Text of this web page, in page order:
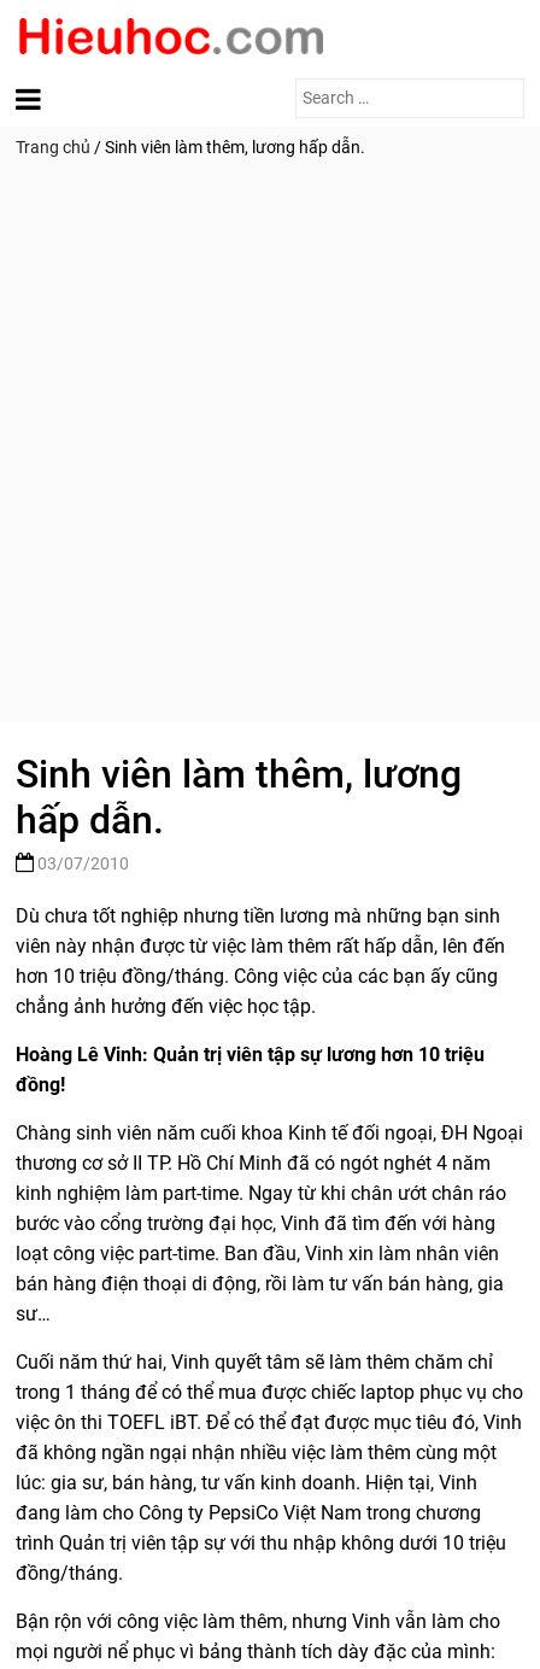
Search
Trang chủ /Sinh viên làm thêm, lương hấp dẫn.
Sinh viên làm thêm, lương
hấp dẫn.
03/07/2010
Dù chưa tốt nghiệp nhưng tiền lương mà những bạn sinh
viên này nhận được từ việc làm thêm rất hấp dẫn, lên đến
hơn 10 triệu đồng/tháng. Công việc của các bạn ấy cũng
chẳng ảnh hưởng đến việc học tập.
Hoàng Lê Vinh: Quản trị viên tập sự lương hơn 10 triệu
đồng!
Chàng sinh viên năm cuối khoa Kinh tế đối ngoại, ĐH Ngoại
thương cơ sở II TP. Hồ Chí Minh đã có ngót nghét 4 năm
kinh nghiệm làm part-time. Ngay từ khi chân ướt chân ráo
bước vào cổng trường đại học, Vinh đã tìm đến với hàng
loạt công việc part-time. Ban đầu, Vinh xin làm nhân viên
bán hàng điện thoại di động, rồi làm tư vấn bán hàng, gia
sư…
Cuối năm thứ hai, Vinh quyết tâm sẽ làm thêm chăm chỉ
trong 1 tháng để có thể mua được chiếc laptop phục vụ cho
việc ôn thi TOEFL iBT. Để có thể đạt được mục tiêu đó, Vinh
đã không ngần ngại nhận nhiều việc làm thêm cùng một
lúc: gia sư, bán hàng, tư vấn kinh doanh. Hiện tại, Vinh
đang làm cho Công ty PepsiCo Việt Nam trong chương
trình Quản trị viên tập sự với thu nhập không dưới 10 triệu
đồng/tháng.
Bận rộn với công việc làm thêm, nhưng Vinh vẫn làm cho
mọi người nể phục vì bảng thành tích dày đặc của mình: